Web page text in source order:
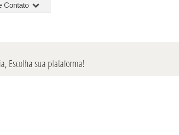
Contato
Escolha sua plataforma!